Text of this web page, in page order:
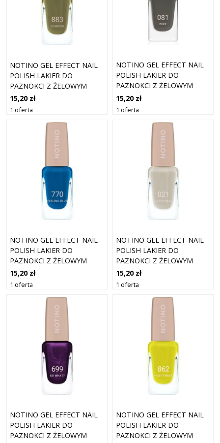
NOTINO GEL EFFECT NAIL
POLISH LAKIER DO
PAZNOKCI Z ŻELOWYM
EFEKTEM 883 SEAWEED 10
ML
15,20 zł
1 oferta
NOTINO GEL EFFECT NAIL
POLISH LAKIER DO
PAZNOKCI Z ŻELOWYM
EFEKTEM 081 PUFF 10 ML
15,20 zł
1 oferta
NOTINO GEL EFFECT NAIL
POLISH LAKIER DO
PAZNOKCI Z ŻELOWYM
EFEKTEM 770 FEELING
BLUE 10 ML
15,20 zł
1 oferta
NOTINO GEL EFFECT NAIL
POLISH LAKIER DO
PAZNOKCI Z ŻELOWYM
EFEKTEM 021 SLEEPYHEAD
10 ML
15,20 zł
1 oferta
NOTINO GEL EFFECT NAIL
POLISH LAKIER DO
PAZNOKCI Z ŻELOWYM
NOTINO GEL EFFECT NAIL
POLISH LAKIER DO
PAZNOKCI Z ŻELOWYM